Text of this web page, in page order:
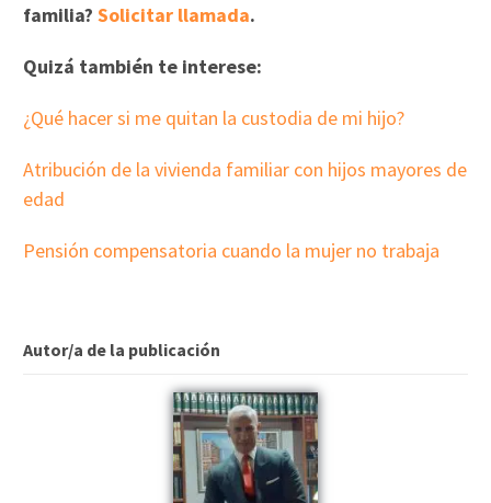
familia?Solicitar llamada.
Quizá también te interese:
¿Qué hacer si me quitan la custodia de mi hijo?
Atribución de la vivienda familiar con hijos mayores de
edad
Pensión compensatoria cuando la mujer no trabaja
Autor/a de la publicación